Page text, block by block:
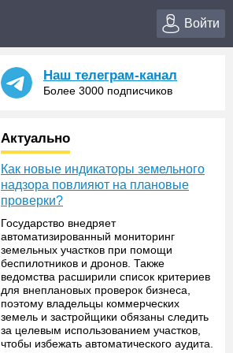
Войти
Наш телеграм-канал
Более 3000 подписчиков
Актуально
Как новые индикаторы земельного
надзора повлияют на плановые
проверки?
Государство внедряет
автоматизированный мониторинг
земельных участков при помощи
беспилотников и дронов. Также
ведомства расширили список критериев
для внеплановых проверок бизнеса,
поэтому владельцы коммерческих
земель и застройщики обязаны следить
за целевым использованием участков,
чтобы избежать автоматического аудита.